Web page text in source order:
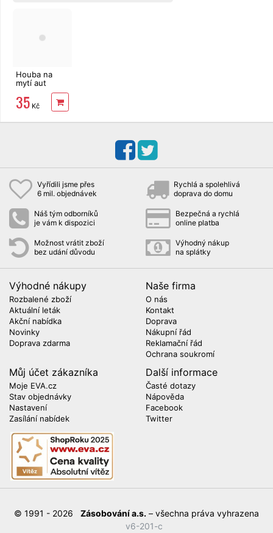
Houba na
mytí aut
Bradas 22 x
11 x 6,5 cm
35 Kč
Vyřídili jsme přes
6 mil. objednávek
Rychlá a spolehlivá
doprava do domu
Náš tým odborníků
je vám k dispozici
Bezpečná a rychlá
online platba
Možnost vrátit zboží
bez udání důvodu
Výhodný nákup
na splátky
Výhodné nákupy
Rozbalené zboží
Aktuální leták
Akční nabídka
Novinky
Doprava zdarma
Naše firma
O nás
Kontakt
Doprava
Nákupní řád
Reklamační řád
Ochrana soukromí
Můj účet zákazníka
Moje EVA.cz
Stav objednávky
Nastavení
Zasílání nabídek
Další informace
Časté dotazy
Nápověda
Facebook
Twitter
© 1991 - 2026 Zásobování a.s. – všechna práva vyhrazena
v6-201-c